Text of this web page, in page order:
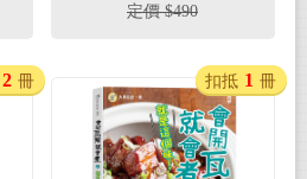
拌麵、常備小菜、煎
食，一吃上癮的韓味食
譜不藏私分享】
定價 $490
2 冊 扣抵 1 冊